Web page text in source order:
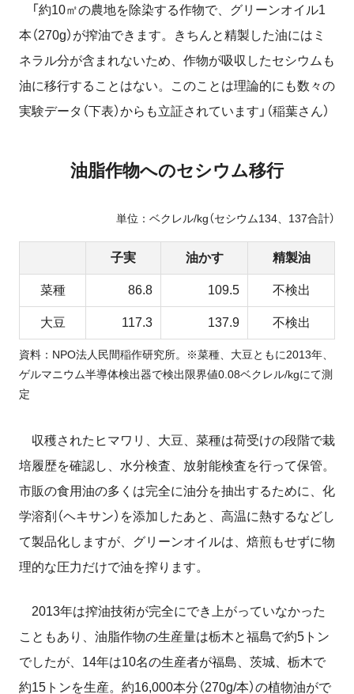
「約10㎡の農地を除染する作物で、グリーンオイル1
本（270g）が搾油できます。きちんと精製した油にはミ
ネラル分が含まれないため、作物が吸収したセシウムも
油に移行することはない。このことは理論的にも数々の
実験データ（下表）からも立証されています」（稲葉さん）
油脂作物へのセシウム移行
単位：ベクレル/kg（セシウム134、137合計）
子実 油かす 精製油
菜種 86.8 109.5 不検出
大豆 117.3 137.9 不検出
資料：NPO法人民間稲作研究所。※菜種、大豆ともに2013年、
ゲルマニウム半導体検出器で検出限界値0.08ベクレル/kgにて測
定
収穫されたヒマワリ、大豆、菜種は荷受けの段階で栽
培履歴を確認し、水分検査、放射能検査を行って保管。
市販の食用油の多くは完全に油分を抽出するために、化
学溶剤（ヘキサン）を添加したあと、高温に熱するなどし
て製品化しますが、グリーンオイルは、焙煎もせずに物
理的な圧力だけで油を搾ります。
2013年は搾油技術が完全にでき上がっていなかった
こともあり、油脂作物の生産量は栃木と福島で約5トン
でしたが、14年は10名の生産者が福島、茨城、栃木で
約15トンを生産。約16,000本分（270g/本）の植物油がで